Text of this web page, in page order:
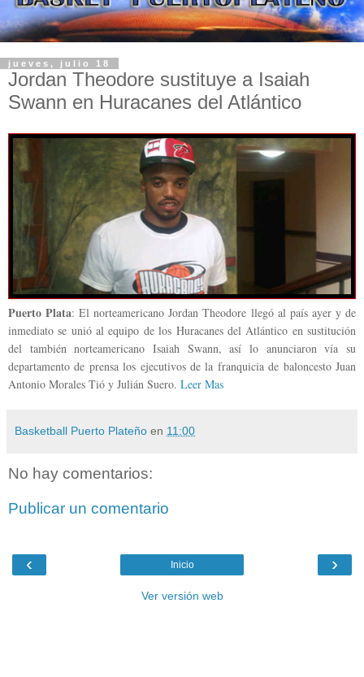
jueves, julio 18
Jordan Theodore sustituye a Isaiah
Puerto Plata: El norteamericano Jordan Theodore llegó al país ayer y de
inmediato se unió al equipo de los Huracanes del Atlántico en sustitución
del también norteamericano Isaiah Swann, así lo anunciaron vía su
departamento de prensa los ejecutivos de la franquicia de baloncesto Juan
Antonio Morales Tió y Julián Suero. Leer Mas
Basketball Puerto Plateño en 11:00
No hay comentarios:
Publicar un comentario
‹ ›
Inicio
Ver versión web